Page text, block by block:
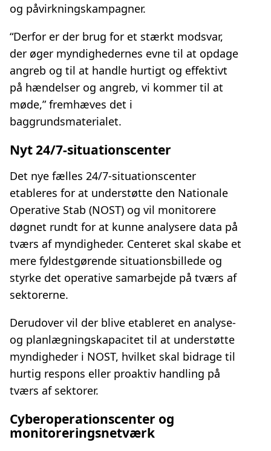
og påvirkningskampagner.
“Derfor er der brug for et stærkt modsvar,
der øger myndighedernes evne til at opdage
angreb og til at handle hurtigt og effektivt
på hændelser og angreb, vi kommer til at
møde,” fremhæves det i
baggrundsmaterialet.
Nyt 24/7-situationscenter
Det nye fælles 24/7-situationscenter
etableres for at understøtte den Nationale
Operative Stab (NOST) og vil monitorere
døgnet rundt for at kunne analysere data på
tværs af myndigheder. Centeret skal skabe et
mere fyldestgørende situationsbillede og
styrke det operative samarbejde på tværs af
sektorerne.
Derudover vil der blive etableret en analyse-
og planlægningskapacitet til at understøtte
myndigheder i NOST, hvilket skal bidrage til
hurtig respons eller proaktiv handling på
tværs af sektorer.
Cyberoperationscenter og
monitoreringsnetværk